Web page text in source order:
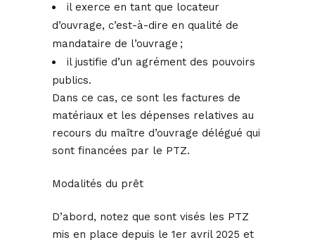
il exerce en tant que locateur
d’ouvrage, c’est-à-dire en qualité de
mandataire de l’ouvrage ;
il justifie d’un agrément des pouvoirs
publics.
Dans ce cas, ce sont les factures de
matériaux et les dépenses relatives au
recours du maître d’ouvrage délégué qui
sont financées par le PTZ.
Modalités du prêt
D’abord, notez que sont visés les PTZ
mis en place depuis le 1er avril 2025 et